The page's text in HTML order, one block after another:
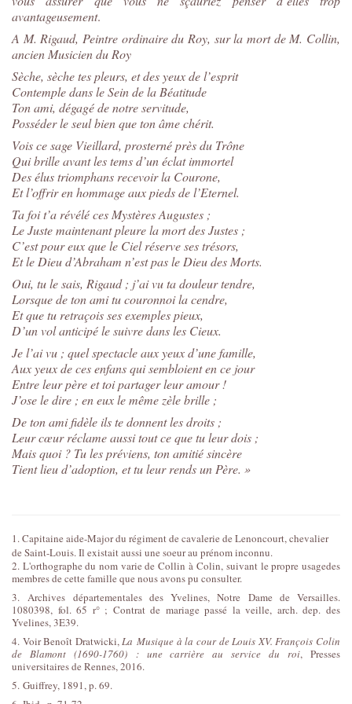
avantageusement.
A M. Rigaud, Peintre ordinaire du Roy, sur la mort de M. Collin,
ancien Musicien du Roy
Sèche, sèche tes pleurs, et des yeux de l’esprit
Contemple dans le Sein de la Béatitude
Ton ami, dégagé de notre servitude,
Posséder le seul bien que ton âme chérit.
Vois ce sage Vieillard, prosterné près du Trône
Qui brille avant les tems d’un éclat immortel
Des élus triomphans recevoir la Courone,
Et l’offrir en hommage aux pieds de l’Eternel.
Ta foi t’a révélé ces Mystères Augustes ;
Le Juste maintenant pleure la mort des Justes ;
C’est pour eux que le Ciel réserve ses trésors,
Et le Dieu d’Abraham n’est pas le Dieu des Morts.
Oui, tu le sais, Rigaud ; j’ai vu ta douleur tendre,
Lorsque de ton ami tu couronnoi la cendre,
Et que tu retraçois ses exemples pieux,
D’un vol anticipé le suivre dans les Cieux.
Je l’ai vu ; quel spectacle aux yeux d’une famille,
Aux yeux de ces enfans qui sembloient en ce jour
Entre leur père et toi partager leur amour !
J’ose le dire ; en eux le même zèle brille ;
De ton ami fidèle ils te donnent les droits ;
Leur cœur réclame aussi tout ce que tu leur dois ;
Mais quoi ? Tu les préviens, ton amitié sincère
Tient lieu d’adoption, et tu leur rends un Père. »
1. Capitaine aide-Major du régiment de cavalerie de Lenoncourt, chevalier
de Saint-Louis. Il existait aussi une soeur au prénom inconnu.
2. L'orthographe du nom varie de Collin à Colin, suivant le propre usagedes
membres de cette famille que nous avons pu consulter.
3. Archives départementales des Yvelines, Notre Dame de Versailles.
1080398, fol. 65 r° ; Contrat de mariage passé la veille, arch. dep. des
Yvelines, 3E39.
4. Voir Benoît Dratwicki,La Musique à la cour de Louis XV. François Colin
de Blamont (1690-1760) : une carrière au service du roi, Presses
universitaires de Rennes, 2016.
5. Guiffrey, 1891, p. 69.